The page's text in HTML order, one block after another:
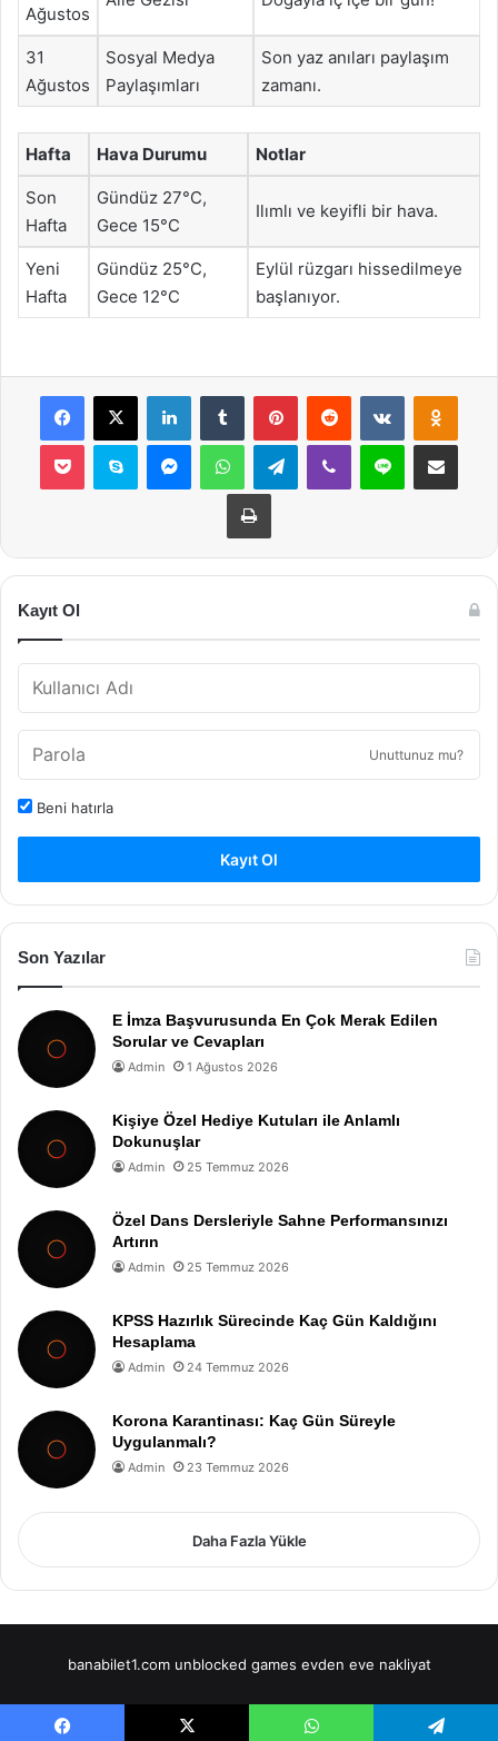
Ağustos
31
Ağustos
Sosyal Medya
Paylaşımları
Son yaz anıları paylaşım
zamanı.
Hafta Hava Durumu Notlar
Son
Hafta
Gündüz 27°C,
Gece 15°C
Ilımlı ve keyifli bir hava.
Yeni
Hafta
Gündüz 25°C,
Gece 12°C
Eylül rüzgarı hissedilmeye
başlanıyor.
Facebook
X LinkedInTumblr PinterestReddit VKontakte
Pocket Skype MessengerWhatsAppTelegramViber Line E-Posta ile
Yazdır
Kayıt Ol
Unuttunuz mu?
Beni hatırla
Kayıt Ol
Son Yazılar
E İmza Başvurusunda En Çok Merak Edilen
Sorular ve Cevapları
Admin 1 Ağustos 2026
Kişiye Özel Hediye Kutuları ile Anlamlı
Dokunuşlar
Admin 25 Temmuz 2026
Özel Dans Dersleriyle Sahne Performansınızı
Artırın
Admin 25 Temmuz 2026
KPSS Hazırlık Sürecinde Kaç Gün Kaldığını
Hesaplama
Admin 24 Temmuz 2026
Korona Karantinası: Kaç Gün Süreyle
Uygulanmalı?
Admin 23 Temmuz 2026
Daha Fazla Yükle
banabilet1.com unblocked games evden eve nakliyat